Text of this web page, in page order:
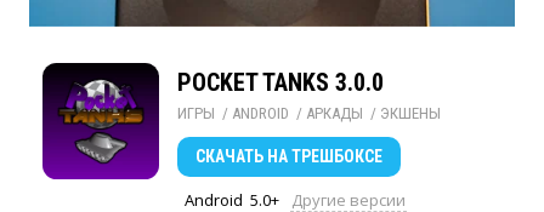
POCKET TANKS 3.0.0
ИГРЫ / ANDROID / АРКАДЫ / ЭКШЕНЫ
СКАЧАТЬ НА ТРЕШБОКСЕ
Android 5.0+ Другие версии